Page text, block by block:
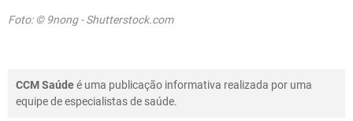
Foto: © 9nong - Shutterstock.com
CCM Saúdeé uma publicação informativa realizada por uma
equipe de especialistas de saúde.